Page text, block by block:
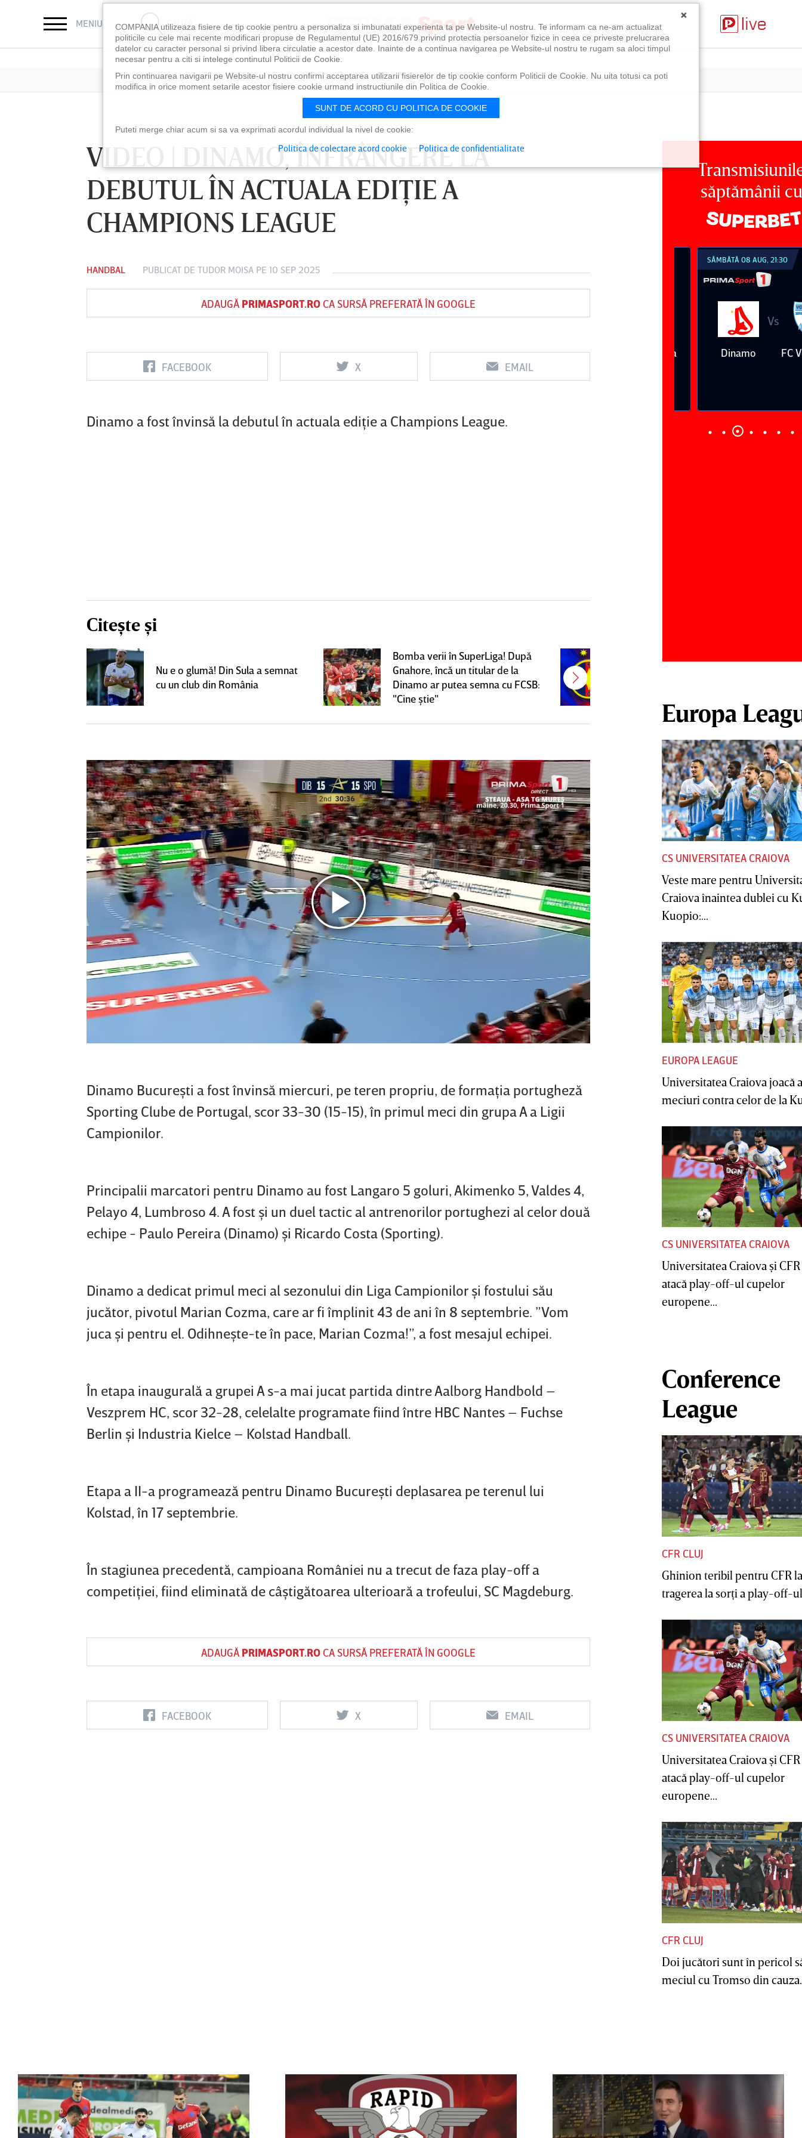
MENIU CAUTĂ
VIDEO | DINAMO, ÎNFRÂNGERE LA
DEBUTUL ÎN ACTUALA EDIŢIE A
CHAMPIONS LEAGUE
HANDBAL PUBLICAT DE TUDOR MOISA PE 10 SEP 2025
ADAUGĂ PRIMASPORT.ROCA SURSĂ PREFERATĂ ÎN GOOGLE
FACEBOOK X EMAIL
Dinamo a fost învinsă la debutul în actuala ediţie a Champions League.
Citește și
Nu e o glumă! Din Sula a semnat
cu un club din România
Bomba verii în SuperLiga! După
Gnahore, încă un titular de la
Dinamo ar putea semna cu FCSB:
"Cine ştie"
E gata! FCSB a transferat un
Dinamo Bucureşti a fost învinsă miercuri, pe teren propriu, de formaţia portugheză
Sporting Clube de Portugal, scor 33-30 (15-15), în primul meci din grupa A a Ligii
Campionilor.
Principalii marcatori pentru Dinamo au fost Langaro 5 goluri, Akimenko 5, Valdes 4,
Pelayo 4, Lumbroso 4. A fost şi un duel tactic al antrenorilor portughezi al celor două
echipe - Paulo Pereira (Dinamo) şi Ricardo Costa (Sporting).
Dinamo a dedicat primul meci al sezonului din Liga Campionilor şi fostului său
jucător, pivotul Marian Cozma, care ar fi împlinit 43 de ani în 8 septembrie. ”Vom
juca şi pentru el. Odihneşte-te în pace, Marian Cozma!”, a fost mesajul echipei.
În etapa inaugurală a grupei A s-a mai jucat partida dintre Aalborg Handbold –
Veszprem HC, scor 32-28, celelalte programate fiind între HBC Nantes – Fuchse
Berlin şi Industria Kielce – Kolstad Handball.
Etapa a II-a programează pentru Dinamo Bucureşti deplasarea pe terenul lui
Kolstad, în 17 septembrie.
În stagiunea precedentă, campioana României nu a trecut de faza play-off a
competiţiei, fiind eliminată de câştigătoarea ulterioară a trofeului, SC Magdeburg.
ADAUGĂ PRIMASPORT.ROCA SURSĂ PREFERATĂ ÎN GOOGLE
FACEBOOK X EMAIL
săptămânii cu
FC Botoşani
Vs
Corvinul
Hunedoara
Sepsi OSK Sf
Vs
FCSB UTA Arad
Vs
Rapid
Farul
Vs
SÂMBĂTĂ 08 AUG, 21:30
Dinamo
Vs
FC
Europa
CS UNIVERSITATEA CRAIOVA
Veste mare pentru
Craiova înaintea dublei cu
Kuopio:...
EUROPA LEAGUE
Universitatea Craiova joacă
meciuri contra celor de la
CS UNIVERSITATEA CRAIOVA
Universitatea Craiova şi
atacă play-off-ul cupelor
europene...
Conference
League
CFR CLUJ
Ghinion teribil pentru CFR la
tragerea la sorţi a play-off-
CS UNIVERSITATEA CRAIOVA
Universitatea Craiova şi
atacă play-off-ul cupelor
europene...
CFR CLUJ
Doi jucători sunt în pericol
meciul cu Tromso din
×
COMPANIA utilizeaza fisiere de tip cookie pentru a personaliza si imbunatati experienta ta pe Website-ul nostru. Te informam ca ne-am actualizat
politicile cu cele mai recente modificari propuse de Regulamentul (UE) 2016/679 privind protectia persoanelor fizice in ceea ce priveste prelucrarea
datelor cu caracter personal si privind libera circulatie a acestor date. Inainte de a continua navigarea pe Website-ul nostru te rugam sa aloci timpul
necesar pentru a citi si intelege continutul Politicii de Cookie.
Prin continuarea navigarii pe Website-ul nostru confirmi acceptarea utilizarii fisierelor de tip cookie conform Politicii de Cookie. Nu uita totusi ca poti
modifica in orice moment setarile acestor fisiere cookie urmand instructiunile din Politica de Cookie.
SUNT DE ACORD CU POLITICA DE COOKIE
Puteti merge chiar acum si sa va exprimati acordul individual la nivel de cookie:
Politica de colectare acord cookie Politica de confidentialitate